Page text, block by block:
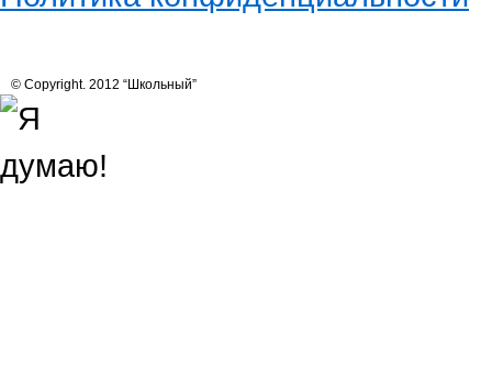
© Copyright. 2012 “Школьный”